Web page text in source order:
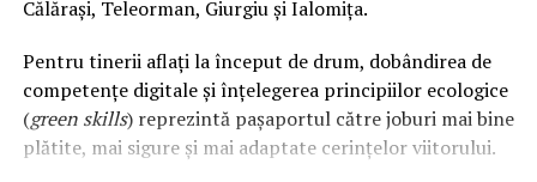
top din domeniu, ECHO School oferă programe de
studiu avansate în game development, combinate cu o
abordare practică, pentru a forma specialiști
competenți în designul și ingineria jocurilor. Cu o viziune
inovatoare și o pasiune pentru excelență, ECHO School
reprezintă viitorul educației în industria de dezvoltare
Călărași, Teleorman, Giurgiu și Ialomița.
Pentru tinerii aflați la început de drum, dobândirea de
competențe digitale și înțelegerea principiilor ecologice
(green skills) reprezintă pașaportul către joburi mai bine
plătite, mai sigure și mai adaptate cerințelor viitorului.